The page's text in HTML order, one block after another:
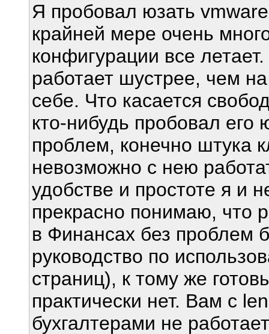
Я пробовал юзать
крайней мере очень
конфигурации все
работает шустрее, чем
себе. Что касается
кто-нибудь пробовал
проблем, конечно штука
невозможно с нею
удобстве и простоте я и
прекрасно понимаю, что
в Финансах без проблем
руководство по
страниц), к тому же
практически нет. Вам с
бухгалтерами не